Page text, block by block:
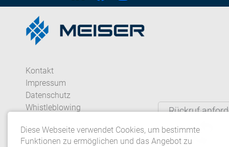
Rückruf
Kontakt
Impressum
Datenschutz
Whistleblowing
Datenschutzeinstellungen
Diese Webseite verwendet Cookies, um bestimmte
Funktionen zu ermöglichen und das Angebot zu